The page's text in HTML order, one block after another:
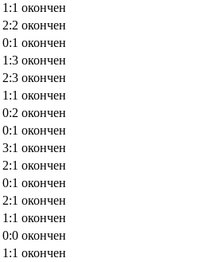
1:1 окончен
2:2 окончен
0:1 окончен
1:3 окончен
2:3 окончен
1:1 окончен
0:2 окончен
0:1 окончен
3:1 окончен
2:1 окончен
0:1 окончен
2:1 окончен
1:1 окончен
0:0 окончен
1:1 окончен